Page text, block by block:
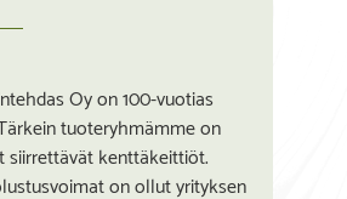
Oy on 100-vuotias
tuoteryhmämme on
siirrettävät kenttäkeittiöt.
on ollut yrityksen